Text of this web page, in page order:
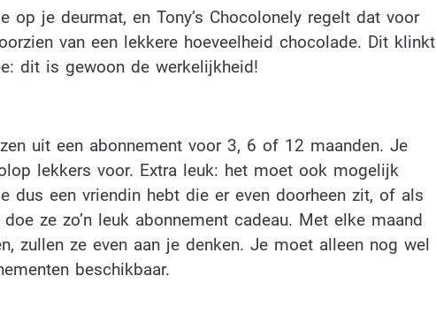
je deurmat, en Tony’s Chocolonely regelt dat voor
van een lekkere hoeveelheid chocolade. Dit klinkt
dit is gewoon de werkelijkheid!
uit een abonnement voor 3, 6 of 12 maanden. Je
lekkers voor. Extra leuk: het moet ook mogelijk
dus een vriendin hebt die er even doorheen zit, of als
ze zo’n leuk abonnement cadeau. Met elke maand
zullen ze even aan je denken. Je moet alleen nog wel
beschikbaar.